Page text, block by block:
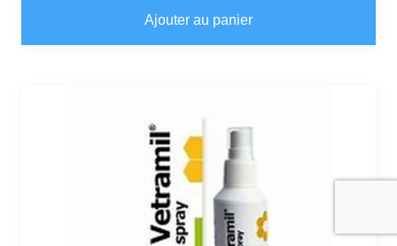
Ajouter au panier